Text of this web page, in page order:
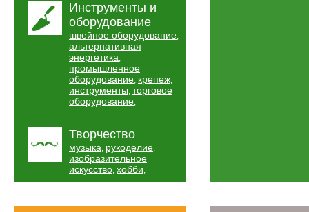
Инструменты и
оборудование
швейное оборудование,
альтернативная
энергетика,
промышленное
оборудование, крепеж,
инструменты, торговое
оборудование,
Творчество
музыка, рукоделие,
изобразительное
искусство, хобби,